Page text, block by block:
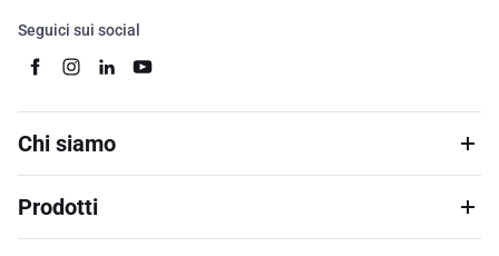
Seguici sui social
Chi siamo
Prodotti